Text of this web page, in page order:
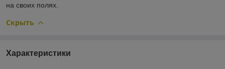
на своих полях.
Скрыть
Характеристики